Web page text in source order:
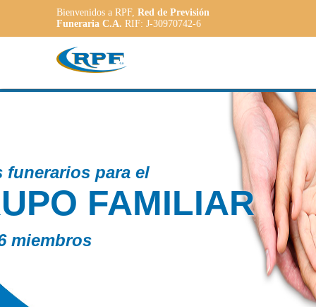
Bienvenidos a RPF, Red de Previsión
Funeraria C.A. RIF: J-30970742-6
Contamos con
a las